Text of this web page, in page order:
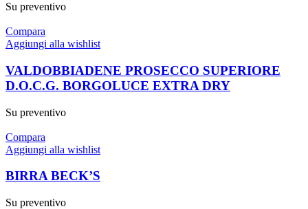
Su preventivo
Compara
Aggiungi alla wishlist
VALDOBBIADENE PROSECCO SUPERIORE
D.O.C.G. BORGOLUCE EXTRA DRY
Su preventivo
Compara
Aggiungi alla wishlist
BIRRA BECK’S
Su preventivo